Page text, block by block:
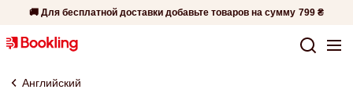
🚚 Для бесплатной доставки добавьте товаров на сумму 799 ₴
Английский